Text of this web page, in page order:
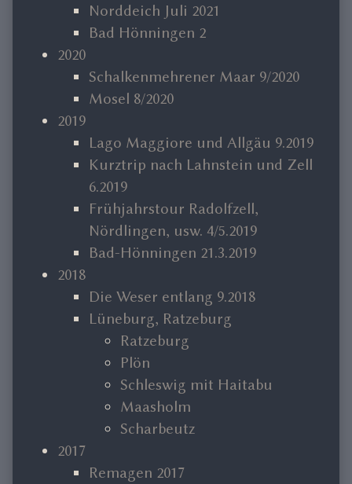
Norddeich Juli 2021
Bad Hönningen 2
2020
Schalkenmehrener Maar 9/2020
Mosel 8/2020
2019
Lago Maggiore und Allgäu 9.2019
Kurztrip nach Lahnstein und Zell
6.2019
Frühjahrstour Radolfzell,
Nördlingen, usw. 4/5.2019
Bad-Hönningen 21.3.2019
2018
Die Weser entlang 9.2018
Lüneburg, Ratzeburg
Ratzeburg
Plön
Schleswig mit Haitabu
Maasholm
Scharbeutz
2017
Remagen 2017